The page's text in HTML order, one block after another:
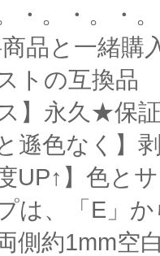
・。・。・
品と一緒購
トの互換品
ス】永久★保
と遜色なく】
UP↑】色と
は、「E」
側約1mm空